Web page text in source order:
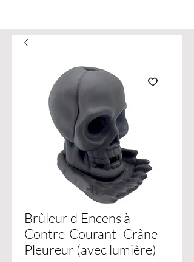
Brûleur d'Encens à
Contre-Courant- Crâne
Pleureur (avec lumière)